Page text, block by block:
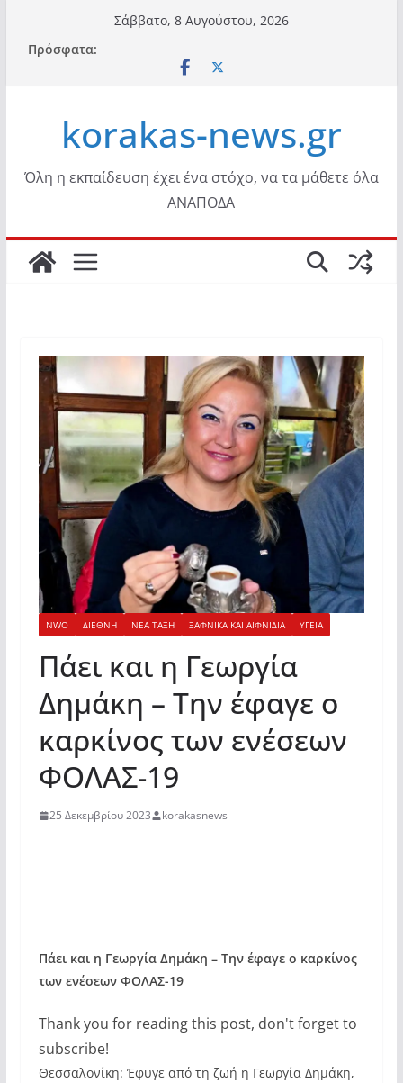
περιεχόμενο
Σάββατο, 8 Αυγούστου, 2026
Πρόσφατα:
korakas-news.gr
Όλη η εκπαίδευση έχει ένα στόχο, να τα μάθετε όλα
ΑΝΑΠΟΔΑ
NWO ΔΙΕΘΝΗ ΝΕΑ ΤΑΞΗ ΞΑΦΝΙΚΑ ΚΑΙ ΑΙΦΝΙΔΙΑ ΥΓΕΙΑ
Πάει και η Γεωργία
Δημάκη – Την έφαγε ο
καρκίνος των ενέσεων
ΦΟΛΑΣ-19
25 Δεκεμβρίου 2023 korakasnews
Πάει και η Γεωργία Δημάκη – Την έφαγε ο καρκίνος
των ενέσεων ΦΟΛΑΣ-19
Thank you for reading this post, don't forget to
subscribe!
Θεσσαλονίκη: Έφυγε από τη ζωή η Γεωργία Δημάκη,